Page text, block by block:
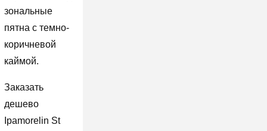
зональные
пятна с темно-
коричневой
каймой.
Заказать
дешево
Ipamorelin St